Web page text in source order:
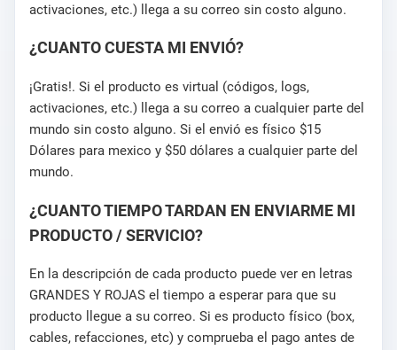
activaciones, etc.) llega a su correo sin costo alguno.
¿CUANTO CUESTA MI ENVIÓ?
¡Gratis!. Si el producto es virtual (códigos, logs,
activaciones, etc.) llega a su correo a cualquier parte del
mundo sin costo alguno. Si el envió es físico $15
Dólares para mexico y $50 dólares a cualquier parte del
mundo.
¿CUANTO TIEMPO TARDAN EN ENVIARME MI
PRODUCTO / SERVICIO?
En la descripción de cada producto puede ver en letras
GRANDES Y ROJAS el tiempo a esperar para que su
producto llegue a su correo. Si es producto físico (box,
cables, refacciones, etc) y comprueba el pago antes de